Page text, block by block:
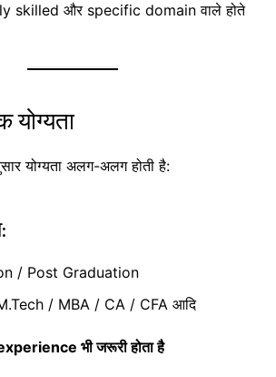
skilled और specific domain वाले होते
योग्यता
योग्यता अलग-अलग होती है:
/ Post Graduation
/ MBA / CA / CFA आदि
भी जरूरी होता है